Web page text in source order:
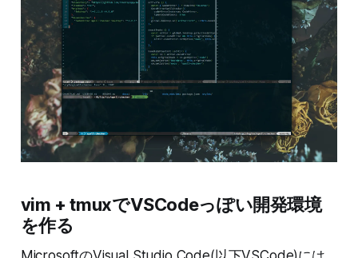
vim + tmuxでVSCodeっぽい開発環境
を作る